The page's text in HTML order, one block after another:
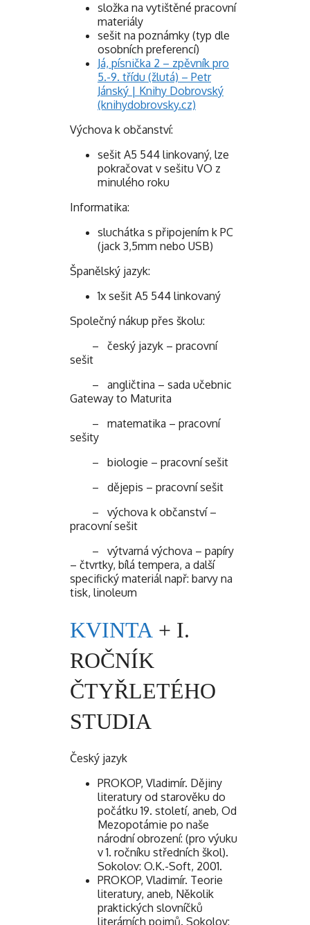
složka na vytištěné pracovní
materiály
sešit na poznámky (typ dle
osobních preferencí)
Já, písnička 2 – zpěvník pro
5.-9. třídu (žlutá) – Petr
Jánský | Knihy Dobrovský
(knihydobrovsky.cz)
Výchova k občanství:
sešit A5 544 linkovaný, lze
pokračovat v sešitu VO z
minulého roku
Informatika:
sluchátka s připojením k PC
(jack 3,5mm nebo USB)
Španělský jazyk:
1x sešit A5 544 linkovaný
Společný nákup přes školu:
– český jazyk – pracovní
sešit
– angličtina – sada učebnic
Gateway to Maturita
– matematika – pracovní
sešity
– biologie – pracovní sešit
– dějepis – pracovní sešit
– výchova k občanství –
pracovní sešit
– výtvarná výchova – papíry
– čtvrtky, bílá tempera, a další
specifický materiál např: barvy na
tisk, linoleum
KVINTA + I.
ROČNÍK
ČTYŘLETÉHO
STUDIA
Český jazyk
PROKOP, Vladimír. Dějiny
literatury od starověku do
počátku 19. století, aneb, Od
Mezopotámie po naše
národní obrození: (pro výuku
v 1. ročníku středních škol).
Sokolov: O.K.-Soft, 2001.
PROKOP, Vladimír. Teorie
literatury, aneb, Několik
praktických slovníčků
literárních pojmů. Sokolov: